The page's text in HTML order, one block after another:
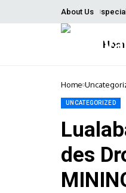
About Us
Home
UNCATEGORIZED
des